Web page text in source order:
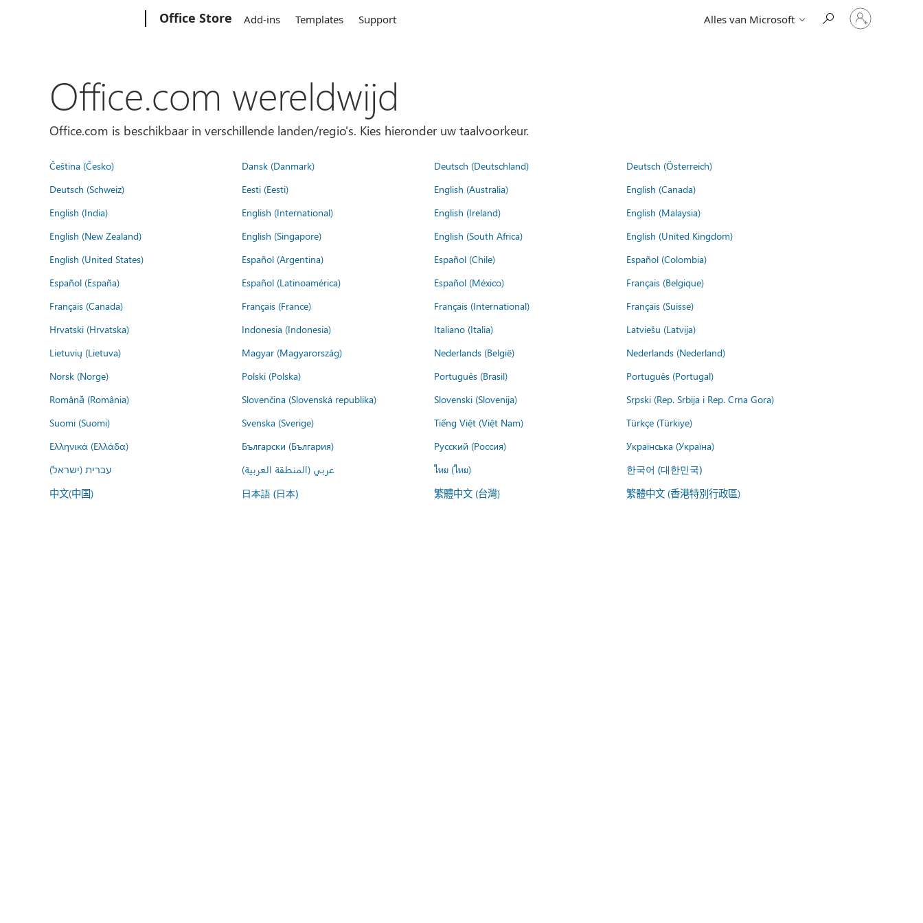
Office Store Add-ins Templates Support Alles van Microsoft
Meld
je
aan
Office.com wereldwijd
Office.com is beschikbaar in verschillende landen/regio's. Kies hieronder uw taalvoorkeur.
Čeština (Česko) Dansk (Danmark) Deutsch (Deutschland)
Deutsch (Österreich)
Deutsch (Schweiz)
Eesti (Eesti) English (Australia)
English (Canada)
English (India)
English (International) English (Ireland)
English (Malaysia)
English (New Zealand)
English (Singapore) English (South Africa)
English (United Kingdom)
English (United States)
Español (Argentina) Español (Chile)
Español (Colombia)
Español (España)
Español (Latinoamérica) Español (México)
Français (Belgique)
Français (Canada)
Français (France) Français (International)
Français (Suisse)
Hrvatski (Hrvatska)
Indonesia (Indonesia) Italiano (Italia)
Latviešu (Latvija)
Lietuvių (Lietuva)
Magyar (Magyarország) Nederlands (België)
Nederlands (Nederland)
Norsk (Norge)
Polski (Polska) Português (Brasil)
Português (Portugal)
Română (România)
Slovenčina (Slovenská republika) Slovenski (Slovenija)
Srpski (Rep. Srbija i Rep. Crna Gora)
Suomi (Suomi)
Svenska (Sverige) Tiếng Việt (Việt Nam)
Türkçe (Türkiye)
Ελληνικά (Ελλάδα)
Български (България) Русский (Россия)
Українська (Україна)
עברית (ישראל)
عربي (المنطقة العربية) ไทย (ไทย) 한국어 (대한민국)
中文(中国) 日本語 (日本) 繁體中文 (台灣) 繁體中文 (香港特別行政區)